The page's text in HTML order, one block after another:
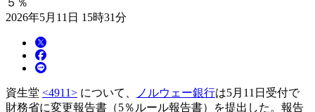
５％
2026年5月11日 15時31分
資生堂 <4911> について、 ノルウェー銀行は5月11日受付で
財務省に変更報告書（5％ルール報告書）を提出した。報告